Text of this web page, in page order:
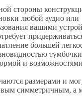
стороны
любой аудио или
вашими
большей
и возможностями
размерами и
симметричным, а